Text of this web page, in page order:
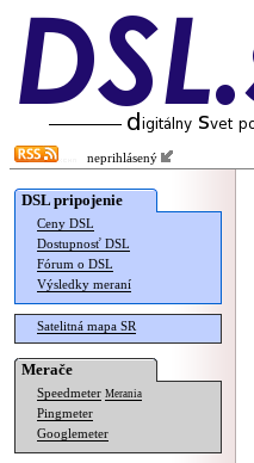
neprihlásený
DSL pripojenie
Ceny DSL
Dostupnosť DSL
Fórum o DSL
Výsledky meraní
Satelitná mapa SR
Merače
Speedmeter Merania
Pingmeter
Googlemeter